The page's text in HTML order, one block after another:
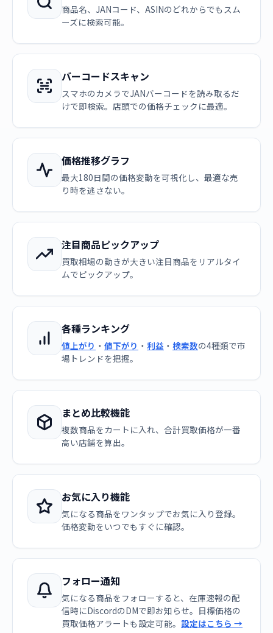
商品名、JANコード、ASINのどれからでもスム
ーズに検索可能。
バーコードスキャン
スマホのカメラでJANバーコードを読み取るだ
けで即検索。店頭での価格チェックに最適。
価格推移グラフ
最大180日間の価格変動を可視化し、最適な売
り時を逃さない。
注目商品ピックアップ
買取相場の動きが大きい注目商品をリアルタイ
ムでピックアップ。
各種ランキング
値上がり ・ 値下がり ・ 利益 ・ 検索数の4種類で市
場トレンドを把握。
まとめ比較機能
複数商品をカートに入れ、合計買取価格が一番
高い店舗を算出。
お気に入り機能
気になる商品をワンタップでお気に入り登録。
価格変動をいつでもすぐに確認。
フォロー通知
気になる商品をフォローすると、在庫速報の配
信時にDiscordのDMで即お知らせ。目標価格の
買取価格アラートも設定可能。 設定はこちら →